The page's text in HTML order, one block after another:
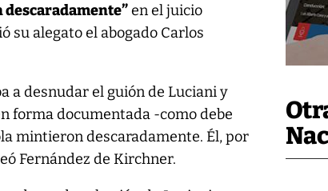
en el juicio
su alegato el abogado Carlos
a desnudar el guión de Luciani y
forma documentada -como debe
mintieron descaradamente. Él, por
Fernández de Kirchner.